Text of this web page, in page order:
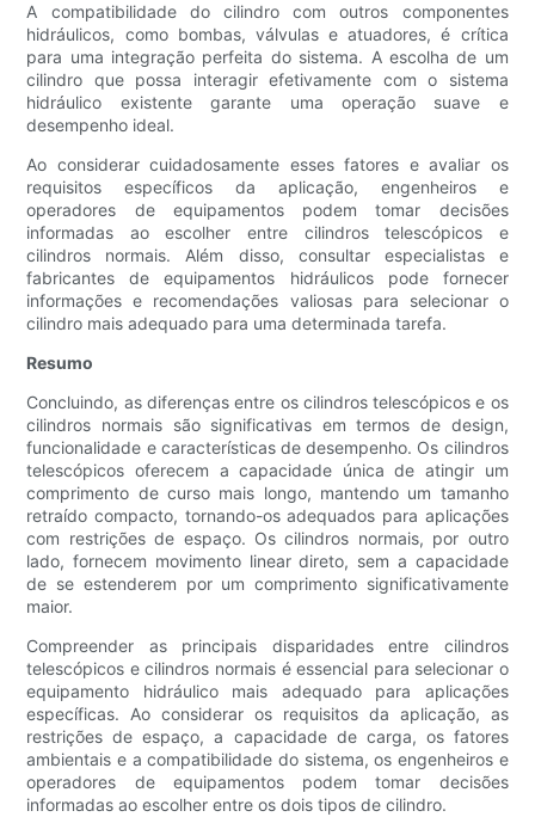
A compatibilidade do cilindro com outros componentes
hidráulicos, como bombas, válvulas e atuadores, é crítica
para uma integração perfeita do sistema. A escolha de um
cilindro que possa interagir efetivamente com o sistema
hidráulico existente garante uma operação suave e
desempenho ideal.
Ao considerar cuidadosamente esses fatores e avaliar os
requisitos específicos da aplicação, engenheiros e
operadores de equipamentos podem tomar decisões
informadas ao escolher entre cilindros telescópicos e
cilindros normais. Além disso, consultar especialistas e
fabricantes de equipamentos hidráulicos pode fornecer
informações e recomendações valiosas para selecionar o
cilindro mais adequado para uma determinada tarefa.
Resumo
Concluindo, as diferenças entre os cilindros telescópicos e os
cilindros normais são significativas em termos de design,
funcionalidade e características de desempenho. Os cilindros
telescópicos oferecem a capacidade única de atingir um
comprimento de curso mais longo, mantendo um tamanho
retraído compacto, tornando-os adequados para aplicações
com restrições de espaço. Os cilindros normais, por outro
lado, fornecem movimento linear direto, sem a capacidade
de se estenderem por um comprimento significativamente
maior.
Compreender as principais disparidades entre cilindros
telescópicos e cilindros normais é essencial para selecionar o
equipamento hidráulico mais adequado para aplicações
específicas. Ao considerar os requisitos da aplicação, as
restrições de espaço, a capacidade de carga, os fatores
ambientais e a compatibilidade do sistema, os engenheiros e
operadores de equipamentos podem tomar decisões
informadas ao escolher entre os dois tipos de cilindro.